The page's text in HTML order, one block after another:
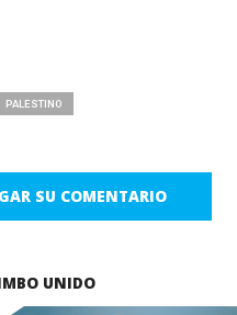
PALESTINO
SU COMENTARIO
UNIDO